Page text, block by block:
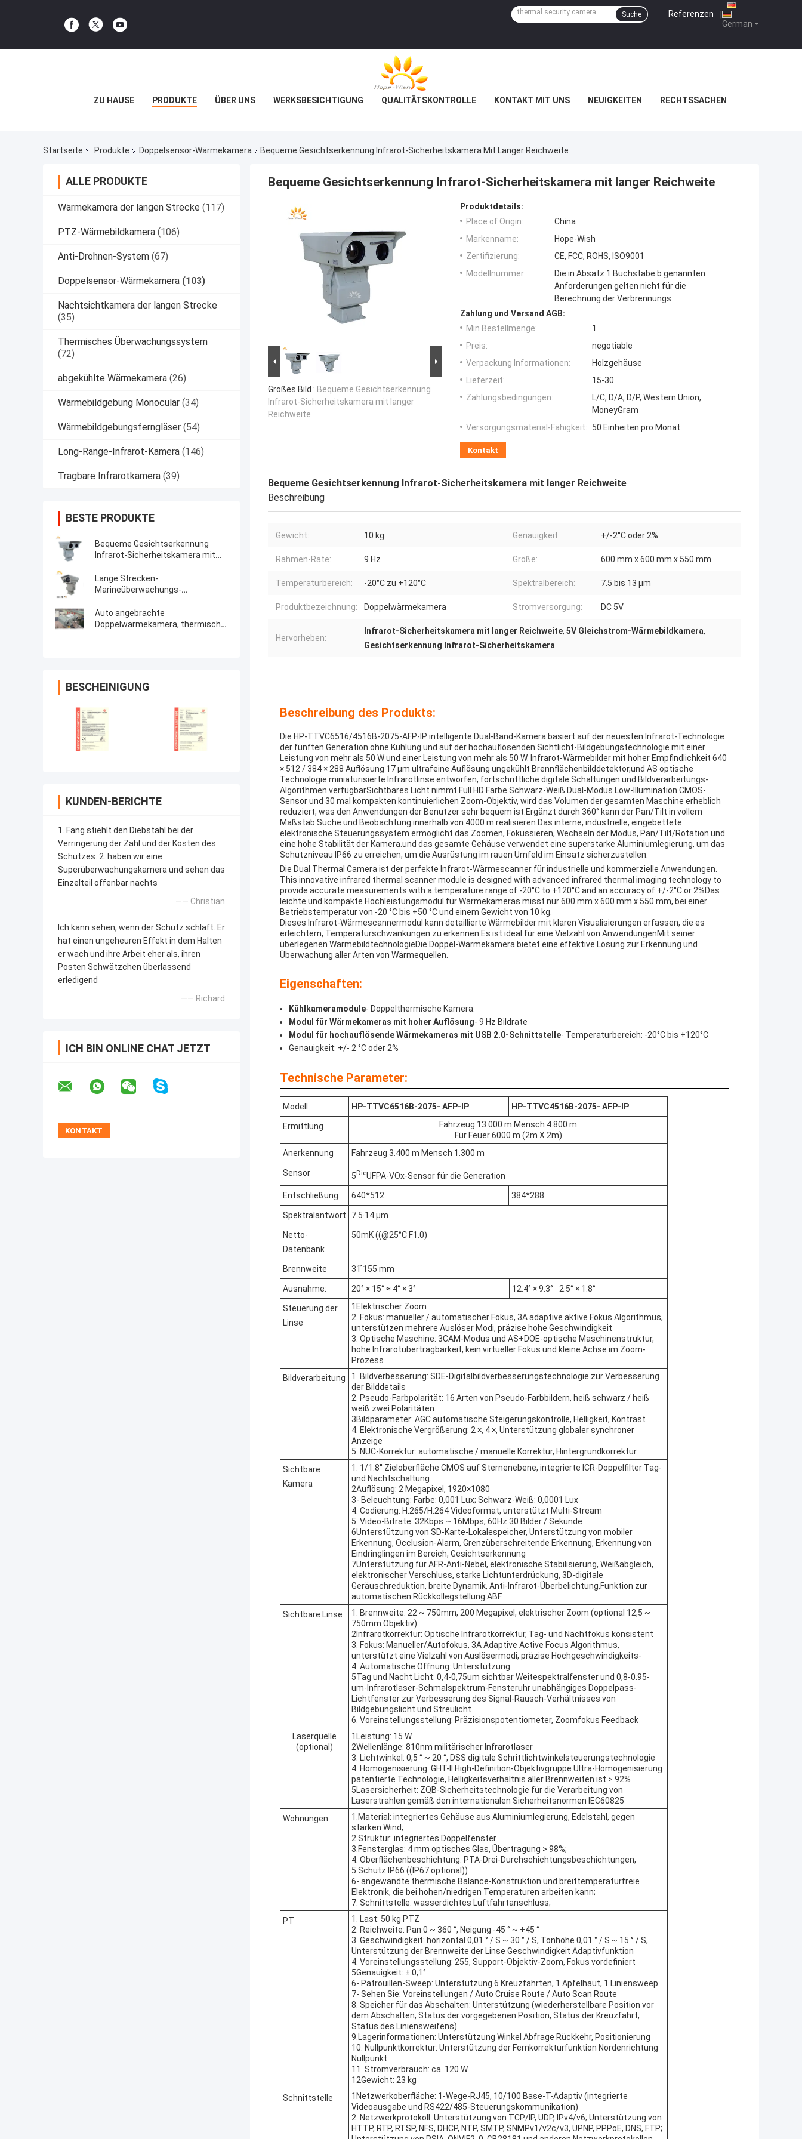
German
Referenzen |
Suche
ZU HAUSE PRODUKTE ÜBER UNS WERKSBESICHTIGUNG QUALITÄTSKONTROLLE KONTAKT MIT UNS NEUIGKEITEN RECHTSSACHEN
Startseite Produkte Doppelsensor-Wärmekamera Bequeme Gesichtserkennung Infrarot-Sicherheitskamera Mit Langer Reichweite
ALLE PRODUKTE
Wärmekamera der langen Strecke (117)
PTZ-Wärmebildkamera (106)
Anti-Drohnen-System (67)
Doppelsensor-Wärmekamera (103)
Nachtsichtkamera der langen Strecke
(35)
Thermisches Überwachungssystem
(72)
abgekühlte Wärmekamera (26)
Wärmebildgebung Monocular (34)
Wärmebildgebungsferngläser (54)
Long-Range-Infrarot-Kamera (146)
Tragbare Infrarotkamera (39)
BESTE PRODUKTE
Bequeme Gesichtserkennung
Infrarot-Sicherheitskamera mit
Lange Strecken-
Marineüberwachungs-
Nachtsicht
Auto angebrachte
Doppelwärmekamera, thermische
BESCHEINIGUNG
KUNDEN-BERICHTE
1. Fang stiehlt den Diebstahl bei der
Verringerung der Zahl und der Kosten des
Schutzes. 2. haben wir eine
Superüberwachungskamera und sehen das
Einzelteil offenbar nachts
—— Christian
Ich kann sehen, wenn der Schutz schläft. Er
hat einen ungeheuren Effekt in dem Halten
er wach und ihre Arbeit eher als, ihren
Posten Schwätzchen überlassend
erledigend
—— Richard
ICH BIN ONLINE CHAT JETZT
Bequeme Gesichtserkennung Infrarot-Sicherheitskamera mit langer Reichweite
Großes Bild : Bequeme Gesichtserkennung
Infrarot-Sicherheitskamera mit langer
Reichweite
Produktdetails:
Place of Origin:
China
Markenname:
Hope-Wish
Zertifizierung:
CE, FCC, ROHS, ISO9001
Modellnummer:
Die in Absatz 1 Buchstabe b genannten
Anforderungen gelten nicht für die
Berechnung der Verbrennungs
Zahlung und Versand AGB:
Min Bestellmenge:
1
Preis:
negotiable
Verpackung Informationen:
Holzgehäuse
Lieferzeit:
15-30
Zahlungsbedingungen:
L/C, D/A, D/P, Western Union,
MoneyGram
Versorgungsmaterial-Fähigkeit:
50 Einheiten pro Monat
Kontakt
Bequeme Gesichtserkennung Infrarot-Sicherheitskamera mit langer Reichweite
Beschreibung
Gewicht: 10 kg Genauigkeit: +/-2°C oder 2%
Rahmen-Rate: 9 Hz Größe: 600 mm x 600 mm x 550 mm
Temperaturbereich: -20°C zu +120°C Spektralbereich: 7.5 bis 13 μm
Produktbezeichnung: Doppelwärmekamera Stromversorgung: DC 5V
Hervorheben:
Infrarot-Sicherheitskamera mit langer Reichweite, 5V Gleichstrom-Wärmebildkamera,
Gesichtserkennung Infrarot-Sicherheitskamera
Beschreibung des Produkts:
Die HP-TTVC6516/4516B-2075-AFP-IP intelligente Dual-Band-Kamera basiert auf der neuesten Infrarot-Technologie
der fünften Generation ohne Kühlung und auf der hochauflösenden Sichtlicht-Bildgebungstechnologie.mit einer
Leistung von mehr als 50 W und einer Leistung von mehr als 50 W. Infrarot-Wärmebilder mit hoher Empfindlichkeit 640
× 512 / 384 × 288 Auflösung 17 μm ultrafeine Auflösung ungekühlt Brennflächenbilddetektor,und AS optische
Technologie miniaturisierte Infrarotlinse entworfen, fortschrittliche digitale Schaltungen und Bildverarbeitungs-
Algorithmen verfügbarSichtbares Licht nimmt Full HD Farbe Schwarz-Weiß Dual-Modus Low-Illumination CMOS-
Sensor und 30 mal kompakten kontinuierlichen Zoom-Objektiv, wird das Volumen der gesamten Maschine erheblich
reduziert, was den Anwendungen der Benutzer sehr bequem ist.Ergänzt durch 360° kann der Pan/Tilt in vollem
Maßstab Suche und Beobachtung innerhalb von 4000 m realisieren.Das interne, industrielle, eingebettete
elektronische Steuerungssystem ermöglicht das Zoomen, Fokussieren, Wechseln der Modus, Pan/Tilt/Rotation und
eine hohe Stabilität der Kamera.und das gesamte Gehäuse verwendet eine superstarke Aluminiumlegierung, um das
Schutzniveau IP66 zu erreichen, um die Ausrüstung im rauen Umfeld im Einsatz sicherzustellen.
Die Dual Thermal Camera ist der perfekte Infrarot-Wärmescanner für industrielle und kommerzielle Anwendungen.
This innovative infrared thermal scanner module is designed with advanced infrared thermal imaging technology to
provide accurate measurements with a temperature range of -20°C to +120°C and an accuracy of +/-2°C or 2%Das
leichte und kompakte Hochleistungsmodul für Wärmekameras misst nur 600 mm x 600 mm x 550 mm, bei einer
Betriebstemperatur von -20 °C bis +50 °C und einem Gewicht von 10 kg.
Dieses Infrarot-Wärmescannermodul kann detaillierte Wärmebilder mit klaren Visualisierungen erfassen, die es
erleichtern, Temperaturschwankungen zu erkennen.Es ist ideal für eine Vielzahl von AnwendungenMit seiner
überlegenen WärmebildtechnologieDie Doppel-Wärmekamera bietet eine effektive Lösung zur Erkennung und
Überwachung aller Arten von Wärmequellen.
Eigenschaften:
Kühlkameramodule- Doppelthermische Kamera.
Modul für Wärmekameras mit hoher Auflösung- 9 Hz Bildrate
Modul für hochauflösende Wärmekameras mit USB 2.0-Schnittstelle- Temperaturbereich: -20°C bis +120°C
Genauigkeit: +/- 2 °C oder 2%
Technische Parameter:
Modell HP-TTVC6516B-2075- AFP-IP HP-TTVC4516B-2075- AFP-IP
Ermittlung
Fahrzeug 13.000 m Mensch 4.800 m
Für Feuer 6000 m (2m X 2m)
Anerkennung
Fahrzeug 3.400 m Mensch 1.300 m
Sensor 5DieUFPA-VOx-Sensor für die Generation
Entschließung 640*512 384*288
Spektralantwort 7.5·14 μm
Netto-
Datenbank
50mK ((@25°C F1.0)
Brennweite 31 ̊155 mm
Ausnahme: 20° × 15° ≈ 4° × 3° 12.4° × 9.3° ∙ 2.5° × 1.8°
Steuerung der
Linse
1Elektrischer Zoom
2. Fokus: manueller / automatischer Fokus, 3A adaptive aktive Fokus Algorithmus,
unterstützen mehrere Auslöser Modi, präzise hohe Geschwindigkeit
3. Optische Maschine: 3CAM-Modus und AS+DOE-optische Maschinenstruktur,
hohe Infrarotübertragbarkeit, kein virtueller Fokus und kleine Achse im Zoom-
Prozess
Bildverarbeitung
1. Bildverbesserung: SDE-Digitalbildverbesserungstechnologie zur Verbesserung
der Bilddetails
2. Pseudo-Farbpolarität: 16 Arten von Pseudo-Farbbildern, heiß schwarz / heiß
weiß zwei Polaritäten
3Bildparameter: AGC automatische Steigerungskontrolle, Helligkeit, Kontrast
4. Elektronische Vergrößerung: 2 ×, 4 ×, Unterstützung globaler synchroner
Anzeige
5. NUC-Korrektur: automatische / manuelle Korrektur, Hintergrundkorrektur
Sichtbare
Kamera
1. 1/1.8'' Zieloberfläche CMOS auf Sternenebene, integrierte ICR-Doppelfilter Tag-
und Nachtschaltung
2Auflösung: 2 Megapixel, 1920×1080
3- Beleuchtung: Farbe: 0,001 Lux; Schwarz-Weiß: 0,0001 Lux
4. Codierung: H.265/H.264 Videoformat, unterstützt Multi-Stream
5. Video-Bitrate: 32Kbps ~ 16Mbps, 60Hz 30 Bilder / Sekunde
6Unterstützung von SD-Karte-Lokalespeicher, Unterstützung von mobiler
Erkennung, Occlusion-Alarm, Grenzüberschreitende Erkennung, Erkennung von
Eindringlingen im Bereich, Gesichtserkennung
7Unterstützung für AFR-Anti-Nebel, elektronische Stabilisierung, Weißabgleich,
elektronischer Verschluss, starke Lichtunterdrückung, 3D-digitale
Geräuschreduktion, breite Dynamik, Anti-Infrarot-Überbelichtung,Funktion zur
automatischen Rückkollegstellung ABF
Sichtbare Linse
1. Brennweite: 22 ~ 750mm, 200 Megapixel, elektrischer Zoom (optional 12,5 ~
750mm Objektiv)
2Infrarotkorrektur: Optische Infrarotkorrektur, Tag- und Nachtfokus konsistent
3. Fokus: Manueller/Autofokus, 3A Adaptive Active Focus Algorithmus,
unterstützt eine Vielzahl von Auslösermodi, präzise Hochgeschwindigkeits-
4. Automatische Öffnung: Unterstützung
5Tag und Nacht Licht: 0,4-0,75um sichtbar Weitespektralfenster und 0,8-0.95-
um-Infrarotlaser-Schmalspektrum-Fensteruhr unabhängiges Doppelpass-
Lichtfenster zur Verbesserung des Signal-Rausch-Verhältnisses von
Bildgebungslicht und Streulicht
6. Voreinstellungsstellung: Präzisionspotentiometer, Zoomfokus Feedback
Laserquelle
(optional)
1Leistung: 15 W
2Wellenlänge: 810nm militärischer Infrarotlaser
3. Lichtwinkel: 0,5 ° ~ 20 °, DSS digitale Schrittlichtwinkelsteuerungstechnologie
4. Homogenisierung: GHT-II High-Definition-Objektivgruppe Ultra-Homogenisierung
patentierte Technologie, Helligkeitsverhältnis aller Brennweiten ist > 92%
5Lasersicherheit: ZQB-Sicherheitstechnologie für die Verarbeitung von
Laserstrahlen gemäß den internationalen Sicherheitsnormen IEC60825
Wohnungen
1.Material: integriertes Gehäuse aus Aluminiumlegierung, Edelstahl, gegen
starken Wind;
2.Struktur: integriertes Doppelfenster
3.Fensterglas: 4 mm optisches Glas, Übertragung > 98%;
4. Oberflächenbeschichtung: PTA-Drei-Durchschichtungsbeschichtungen,
5.Schutz:IP66 ((IP67 optional))
6- angewandte thermische Balance-Konstruktion und breittemperaturfreie
Elektronik, die bei hohen/niedrigen Temperaturen arbeiten kann;
7. Schnittstelle: wasserdichtes Luftfahrtanschluss;
PT
1. Last: 50 kg PTZ
2. Reichweite: Pan 0 ~ 360 °, Neigung -45 ° ~ +45 °
3. Geschwindigkeit: horizontal 0,01 ° / S ~ 30 ° / S, Tonhöhe 0,01 ° / S ~ 15 ° / S,
Unterstützung der Brennweite der Linse Geschwindigkeit Adaptivfunktion
4. Voreinstellungsstellung: 255, Support-Objektiv-Zoom, Fokus vordefiniert
5Genauigkeit: ± 0,1°
6- Patrouillen-Sweep: Unterstützung 6 Kreuzfahrten, 1 Apfelhaut, 1 Liniensweep
7- Sehen Sie: Voreinstellungen / Auto Cruise Route / Auto Scan Route
8. Speicher für das Abschalten: Unterstützung (wiederherstellbare Position vor
dem Abschalten, Status der vorgegebenen Position, Status der Kreuzfahrt,
Status des Liniensweifens)
9.Lagerinformationen: Unterstützung Winkel Abfrage Rückkehr, Positionierung
10. Nullpunktkorrektur: Unterstützung der Fernkorrekturfunktion Nordenrichtung
Nullpunkt
11. Stromverbrauch: ca. 120 W
12Gewicht: 23 kg
Schnittstelle
1Netzwerkoberfläche: 1-Wege-RJ45, 10/100 Base-T-Adaptiv (integrierte
Videoausgabe und RS422/485-Steuerungskommunikation)
2. Netzwerkprotokoll: Unterstützung von TCP/IP, UDP, IPv4/v6; Unterstützung von
HTTP, RTP, RTSP, NFS, DHCP, NTP, SMTP, SNMPv1/v2c/v3, UPNP, PPPoE, DNS, FTP;